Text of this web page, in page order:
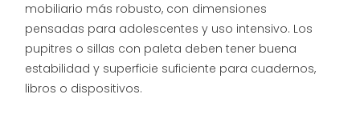
mobiliario más robusto, con dimensiones
pensadas para adolescentes y uso intensivo. Los
pupitres o sillas con paleta deben tener buena
estabilidad y superficie suficiente para cuadernos,
libros o dispositivos.